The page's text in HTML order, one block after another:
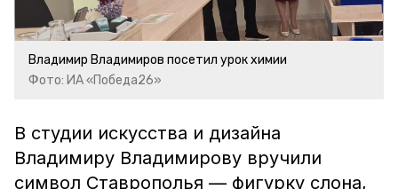
Владимир Владимиров посетил урок химии
Фото: ИА «Победа26»
В студии искусства и дизайна
Владимиру Владимирову вручили
символ Ставрополья — фигурку слона,